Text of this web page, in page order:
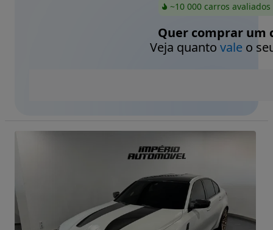
~10 000 carros
Quer comprar um
Veja quanto valeo